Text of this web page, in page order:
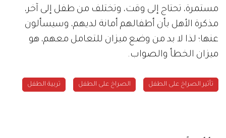
مستمرة، تحتاج إلى وقت، وتختلف من طفل إلى آخر،
مذكرة الأهل بأن أطفالهم أمانة لديهم، وسيسألون
عنها؛ لذا لا بد من وضع ميزان للتعامل معهم، هو
ميزان الخطأ والصواب.
تأثير الصراخ على الطفل الصراخ على الطفل تربية الطفل